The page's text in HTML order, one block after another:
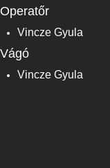
Operatőr
Vincze Gyula
Vágó
Vincze Gyula